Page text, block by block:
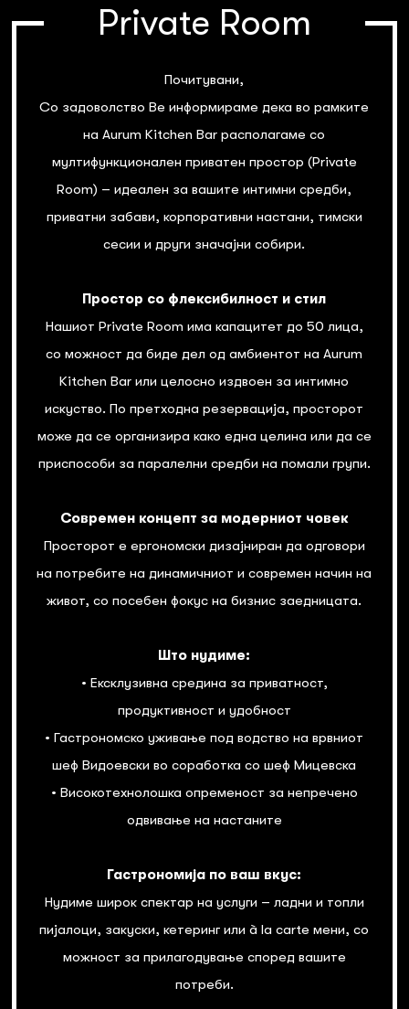
Private Room
Почитувани,
Со задоволство Ве информираме дека во рамките
на Aurum Kitchen Bar располагаме со
мултифункционален приватен простор (Private
Room) – идеален за вашите интимни средби,
приватни забави, корпоративни настани, тимски
сесии и други значајни собири.
Простор со флексибилност и стил
Нашиот Private Room има капацитет до 50 лица,
со можност да биде дел од амбиентот на Aurum
Kitchen Bar или целосно издвоен за интимно
искуство. По претходна резервација, просторот
може да се организира како една целина или да се
приспособи за паралелни средби на помали групи.
Современ концепт за модерниот човек
Просторот е ергономски дизајниран да одговори
на потребите на динамичниот и современ начин на
живот, со посебен фокус на бизнис заедницата.
Што нудиме:
• Ексклузивна средина за приватност,
продуктивност и удобност
• Гастрономско уживање под водство на врвниот
шеф Видоевски во соработка со шеф Мицевска
• Високотехнолошка опременост за непречено
одвивање на настаните
Гастрономија по ваш вкус:
Нудиме широк спектар на услуги – ладни и топли
пијалоци, закуски, кетеринг или à la carte мени, со
можност за прилагодување според вашите
потреби.